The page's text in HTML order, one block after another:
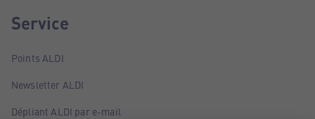
Service
Points ALDI
Newsletter ALDI
Dépliant ALDI par e-mail